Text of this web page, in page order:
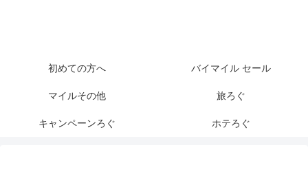
初めての方へ バイマイル セール
マイルその他 旅ろぐ
キャンペーンろぐ ホテろぐ